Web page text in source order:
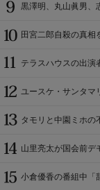
黒澤明、丸山眞男、
田宮二郎自殺の真相
テラスハウスの出演
ユースケ・サンタマ
タモリと中園ミホの
山里亮太が国会前デ
小倉優香の番組中「